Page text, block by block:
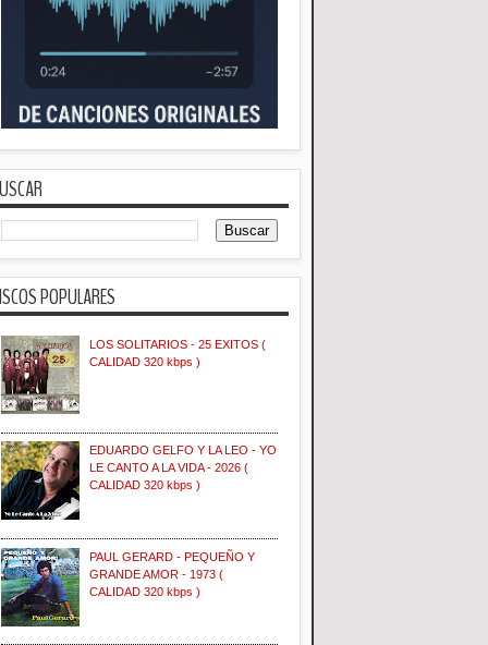
POPULARES
LOS SOLITARIOS - 25 EXITOS (
CALIDAD 320 kbps )
EDUARDO GELFO Y LA LEO - YO
LE CANTO A LA VIDA - 2026 (
CALIDAD 320 kbps )
PAUL GERARD - PEQUEÑO Y
GRANDE AMOR - 1973 (
CALIDAD 320 kbps )